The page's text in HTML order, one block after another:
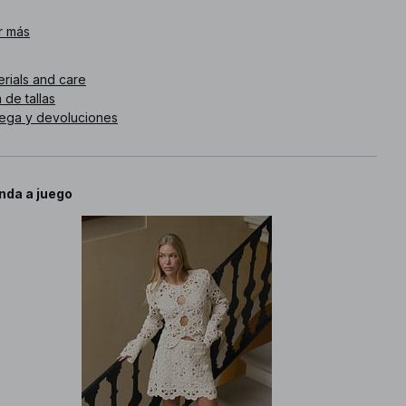
de artículo
más
and care
de tallas
y devoluciones
a juego